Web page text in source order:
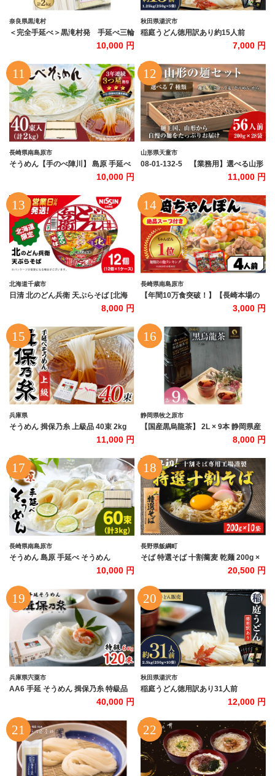
奈良県黒滝村
＜完全手延べ＞黒滝村発 手延べ三輪
そうめん 2000g(三輪素麺 鳥居
誉50g×40束)_ そうめん 素麺 手延べ
三輪 麺類 乾麺 人気 おすすめ 送料無
料 贈答 ギフト にゅう麺 三輪素麺 ブ
ランド 【1229898】
10,000 円
秋田県湯沢市
稲庭うどん徳用訳あり約15人前
(250g×5袋)【(株)稲庭うどん販売】
7,000 円
長崎県南島原市
そうめん【手のべ陣川】 島原 手延べ
そうめん 2kg / S-20 / そうめん 島原そ
うめん 手延べ 麺 素麺 そうめん 手延
べそうめん 素麺 乾麺 麺 そうめん 島
原そうめん そうめん ソーメン ソーメ
ン 手延べ 麺 素麺 ソーメン / 南島原市
/ ながいけ[SCH020]
10,000 円
山形県天童市
08-01-132-5 【業務用】選べる山形
の麺セット⑤４種セット（200g×各7
11,000 円
北海道千歳市
日清 北のどん兵衛 天ぷらそば [北海
8,000 円
長崎県南島原市
【年間10万食突破！】【長崎本場の
味】スープ付 ちゃんぽん 4食 / ちゃん
ぽん チャンポン 長崎 スープ 乾麺 麺
とんこつ / 南島原市 / こじま製麺
[SAZ005]
3,000 円
兵庫県
そうめん 揖保乃糸 上級品 40束 2kg
手延べ【最速発送】/ そうめん ギフト
お取り寄せ 乾麺 手延べ にゅうめん 素
麺 麺類 夕飯 簡単調理 冷やし レシピ
備蓄 グルメ 離乳食 アレンジ 洋風 チ
ャンプル 温かいそうめん ぶっかけ 歳
暮 中元
11,000 円
静岡県牧之原市
【国産黒烏龍茶】 2L × 9本 静岡県産
PET ボトル飲料 ペットボトル 黒ウー
ロン茶 烏龍茶 国産 ポリフェノール配
合 いなば園 ウーロン茶 牧之原市 お茶
茶 水分補給 防災 備蓄 飲み物 ソフト
ドリンク 飲料 定番 人気 おすすめ 送
料無料 行事 レジャー キャンプ 差し入
れ おすそわけ 熱中症対策 長期保存 保
管 ドリンク ケース 普段 日用品 日常
静岡県 牧之原市
8,000 円
長崎県南島原市
そうめん 島原 手延べ そうめん
50g×60束 計 3kg /そうめん 島原 手延
べ 素麺 麺 乾麺 上級品 そうめん 素麺
麺 乾麺 島原そうめん ソーメン 手延べ
乾麺 手延べそうめん 島原そうめん め
ん 麺 長期保存 災害対策 物価高応援 /
南島原市 / こじま製麺 [SAZ023]
10,000 円
長野県飯綱町
そば 特選そば 十割蕎麦 乾麺 200g ×
10袋 20人前 2kg 国産原料100%使用
十割そば専用工場謹製 山本食品 信州
10割 蕎麦 十割そば 信州そば 乾蕎麦
小麦粉不使用 20500円 長野県 飯綱町
[1706]
20,500 円
兵庫県宍粟市
AA6 手延 そうめん 揖保乃糸 特級品
6kg 120束 【 お歳暮 そうめん ギフト
新物 特級 高級 黒帯 いぼのいと 素麺
そーめん ソーメン 木箱 化粧箱 荒木箱
揖保の糸 】
40,000 円
秋田県湯沢市
稲庭うどん徳用訳あり31人前
(250g×10袋) 【(株)稲庭うどん販売】
12,000 円